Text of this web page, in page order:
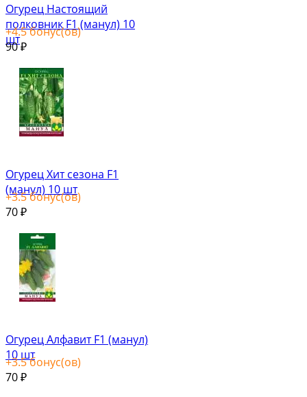
Огурец Настоящий
полковник F1 (манул) 10
шт
+4.5бонус(ов)
90₽
Огурец Хит сезона F1
(манул) 10 шт
+3.5бонус(ов)
70 ₽
Огурец Алфавит F1 (манул)
10 шт
+3.5бонус(ов)
70 ₽